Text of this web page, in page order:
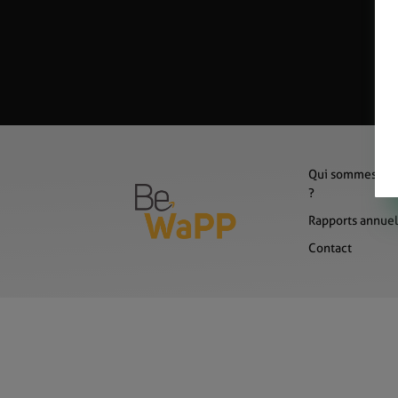
Qui sommes-
?
Rapports
Contact